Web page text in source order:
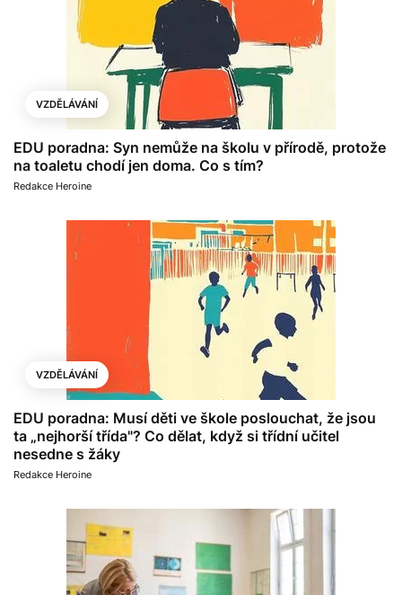
VZDĚLÁVÁNÍ
EDU poradna: Syn nemůže na školu v přírodě, protože
na toaletu chodí jen doma. Co s tím?
Redakce Heroine
VZDĚLÁVÁNÍ
EDU poradna: Musí děti ve škole poslouchat, že jsou
ta „nejhorší třída"? Co dělat, když si třídní učitel
nesedne s žáky
Redakce Heroine